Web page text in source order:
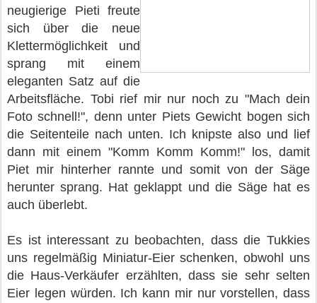
neugierige Pieti freute
sich über die neue
Klettermöglichkeit und
sprang mit einem
eleganten Satz auf die
Arbeitsfläche. Tobi rief mir nur noch zu "Mach dein
Foto schnell!", denn unter Piets Gewicht bogen sich
die Seitenteile nach unten. Ich knipste also und lief
dann mit einem "Komm Komm Komm!" los, damit
Piet mir hinterher rannte und somit von der Säge
herunter sprang. Hat geklappt und die Säge hat es
auch überlebt.
Es ist interessant zu beobachten, dass die Tukkies
uns regelmäßig Miniatur-Eier schenken, obwohl uns
die Haus-Verkäufer erzählten, dass sie sehr selten
Eier legen würden. Ich kann mir nur vorstellen, dass